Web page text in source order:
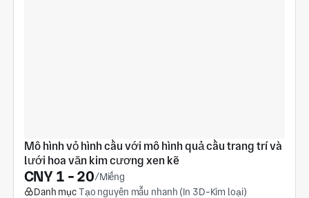
Mô hình vỏ hình cầu với mô hình quả cầu trang trí và
lưới hoa văn kim cương xen kẽ
CNY 1 - 20/Miếng
Danh mụcTạo nguyên mẫu nhanh (In 3D-Kim loại)